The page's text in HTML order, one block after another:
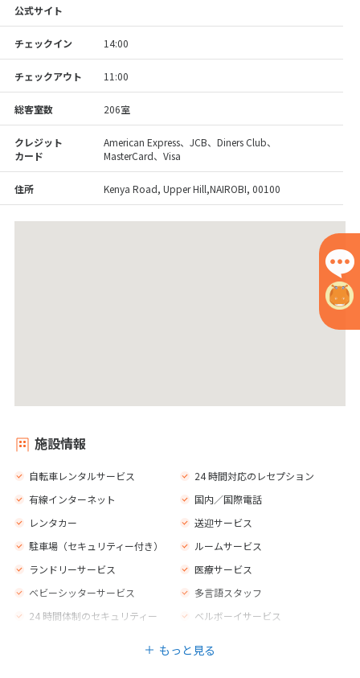
公式サイト
チェックイン 14:00
チェックアウト 11:00
総客室数 206室
クレジット
カード
American Express、JCB、Diners Club、
MasterCard、Visa
住所 Kenya Road, Upper Hill,NAIROBI, 00100
施設情報
自転車レンタルサービス
24 時間対応のレセプション
有線インターネット
国内／国際電話
レンタカー
送迎サービス
駐車場（セキュリティー付き）
ルームサービス
ランドリーサービス
医療サービス
ベビーシッターサービス
多言語スタッフ
24 時間体制のセキュリティー
ベルボーイサービス
もっと見る